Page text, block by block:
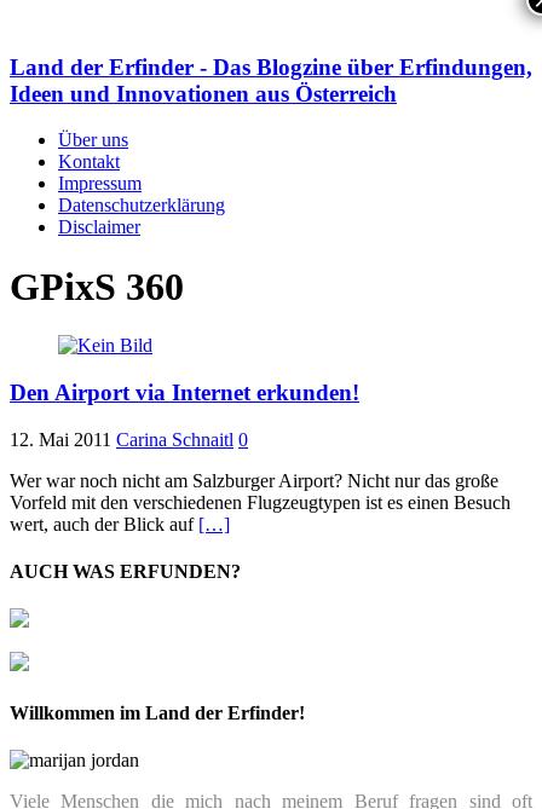
Land der Erfinder - Das Blogzine über Erfindungen,
Ideen und Innovationen aus Österreich
Über uns
Kontakt
Impressum
Datenschutzerklärung
Disclaimer
GPixS 360
Den Airport via Internet erkunden!
12. Mai 2011 Carina Schnaitl 0
Wer war noch nicht am Salzburger Airport? Nicht nur das große
Vorfeld mit den verschiedenen Flugzeugtypen ist es einen Besuch
wert, auch der Blick auf […]
AUCH WAS ERFUNDEN?
Willkommen im Land der Erfinder!
Viele Menschen die mich nach meinem Beruf fragen sind oft